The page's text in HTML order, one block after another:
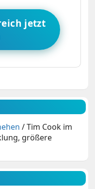
jetzt
/Tim Cook im
größere